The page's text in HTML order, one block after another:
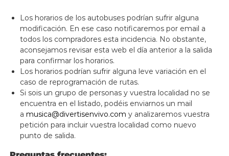
Los horarios de los autobuses podrían sufrir alguna
modificación. En ese caso notificaremos por email a
todos los compradores esta incidencia. No obstante,
aconsejamos revisar esta web el día anterior a la salida
para confirmar los horarios.
Los horarios podrían sufrir alguna leve variación en el
caso de reprogramación de rutas.
Si sois un grupo de personas y vuestra localidad no se
encuentra en el listado, podéis enviarnos un mail
a musica@divertisenvivo.com y analizaremos vuestra
petición para incluir vuestra localidad como nuevo
punto de salida.